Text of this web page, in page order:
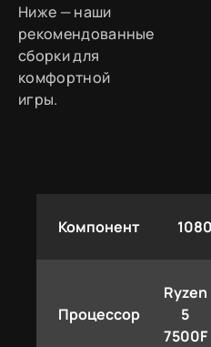
Ниже — наши
рекомендованные
сборки для
комфортной
игры.
Компонент
Процессор
Ryzen
5
7500F